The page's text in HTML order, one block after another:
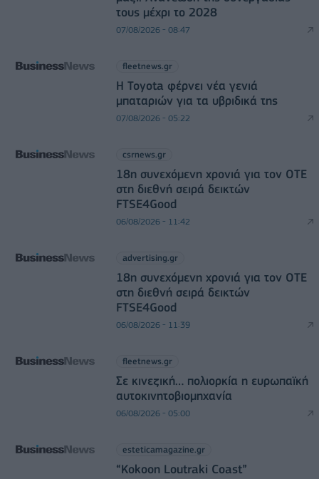
τους μέχρι το 2028
07/08/2026 - 08:47
fleetnews.gr
Η Toyota φέρνει νέα γενιά
μπαταριών για τα υβριδικά της
07/08/2026 - 05:22
csrnews.gr
18η συνεχόμενη χρονιά για τον ΟΤΕ
στη διεθνή σειρά δεικτών
FTSE4Good
06/08/2026 - 11:42
advertising.gr
18η συνεχόμενη χρονιά για τον ΟΤΕ
στη διεθνή σειρά δεικτών
FTSE4Good
06/08/2026 - 11:39
fleetnews.gr
Σε κινεζική… πολιορκία η ευρωπαϊκή
αυτοκινητοβιομηχανία
06/08/2026 - 05:00
esteticamagazine.gr
“Kokoon Loutraki Coast”